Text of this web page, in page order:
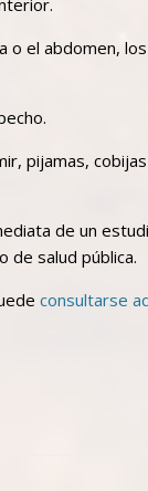
o el abdomen,
pijamas,
de un
de salud pública.
consultarse